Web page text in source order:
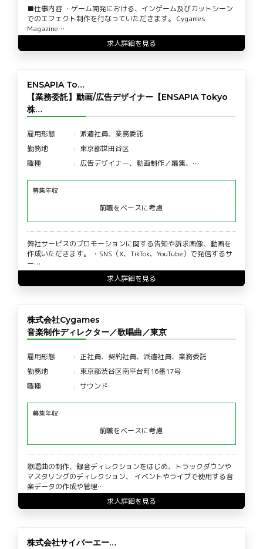
■仕事内容 ・ゲーム開発における、インゲーム及びカットシーン
でのエフェクト制作を行なっていただきます。 Cygames
Magazine…
求人詳細を見る
ENSAPIA To…
【業務委託】動画/広告デザイナー【ENSAPIA Tokyo
株…
雇用形態
派遣社員、業務委託
勤務地
東京都世田谷区
職種
広告デザイナー、動画制作／編集、…
募集年収
前職をベースに考慮
弊社サービスのプロモーションに関する告知や訴求画像、動画を
作成いただきます。 ・SNS（X、TikTok、YouTube）で発信するサ
ー…
求人詳細を見る
株式会社Cygames
音楽制作ディレクター／歌唱曲／東京
雇用形態
正社員、契約社員、派遣社員、業務委託
勤務地
東京都渋谷区南平台町16番17号
職種
サウンド
募集年収
前職をベースに考慮
歌唱曲の制作、録音ディレクションをはじめ、トラックダウンや
マスタリングのディレクション、 イベントやライブで使用する音
楽データの作成や管理…
求人詳細を見る
株式会社サイバーエー…